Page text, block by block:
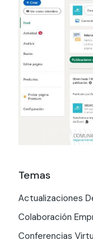
Temas
Actualizaciones
Colaboración
Conferencias